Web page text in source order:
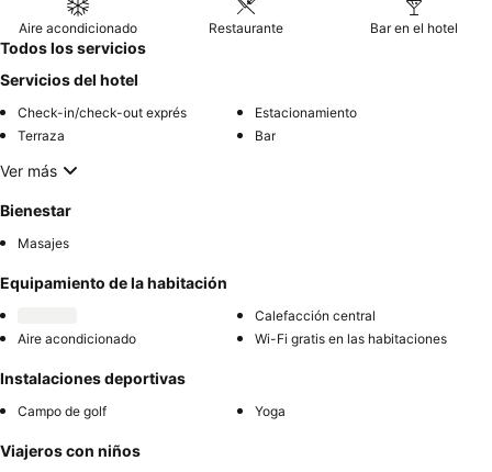
nocturno.
Aire acondicionado Restaurante Bar en el hotel
Todos los servicios
Servicios del hotel
Check-in/check-out exprés
Estacionamiento
Terraza
Bar
Ver más
Bienestar
Masajes
Equipamiento de la habitación
Calefacción central
Aire acondicionado
Wi-Fi gratis en las habitaciones
Instalaciones deportivas
Campo de golf Yoga
Viajeros con niños